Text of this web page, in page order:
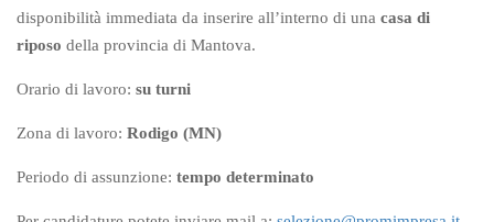
disponibilità immediata da inserire all’interno di una casa di
riposo della provincia di Mantova.
Orario di lavoro: su turni
Zona di lavoro: Rodigo (MN)
Periodo di assunzione: tempo determinato